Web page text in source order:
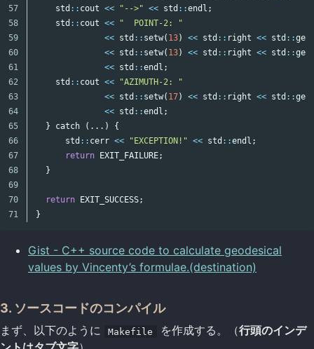
57
58
59
60
61
62
63
64
65
66
67
68
69
70
std :: cout << "-->" << std ::endl ;
std :: cout <<
"  POINT-2: "
<< std :: setw( 13) << std :: right << std ::get
<< std :: setw( 13) << std :: right << std ::get
<< std ::endl ;
std :: cout <<
"AZIMUTH-2: "
<< std :: setw( 17) << std :: right << std ::get
<< std ::endl ;
}
catch (...)
{
std :: cerr << "EXCEPTION!" << std ::endl ;
return
EXIT_FAILURE;
}
return EXIT_SUCCESS;
}
Gist - C++ source code to calculate geodesical
values by Vincenty’s formulae.(destination)
3. ソースコードのコンパイル
まず、以下のように Makefile を作成する。（行頭のインデ